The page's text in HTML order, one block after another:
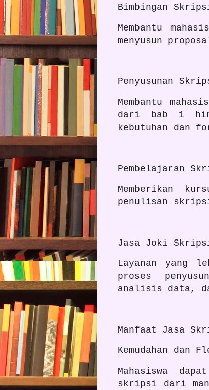
Bimbingan
Membantu
menyusun
Penyusunan
Membantu
dari bab 1
kebutuhan dan
Pembelajaran
Memberikan
penulisan
Jasa Joki
Layanan yang
proses
analisis data,
Manfaat Jasa
Kemudahan dan
Mahasiswa
skripsi dari